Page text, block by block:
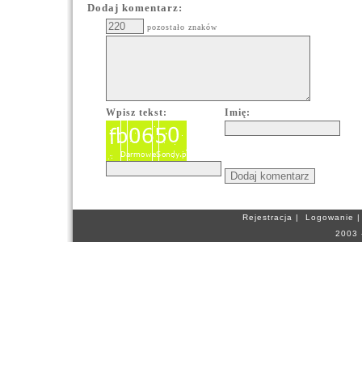
Dodaj komentarz:
pozostało znaków
Wpisz tekst: Imię:
Rejestracja | Logowanie
2003